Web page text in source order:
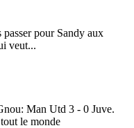
passer pour Sandy aux
veut...
Man Utd 3 - 0 Juve.
le monde